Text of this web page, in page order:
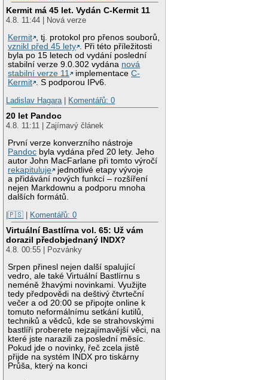
Kermit má 45 let. Vydán C-Kermit 11
4.8. 11:44 | Nová verze
Kermit , tj. protokol pro přenos souborů,
vznikl před 45 lety . Při této příležitosti
byla po 15 letech od vydání poslední
stabilní verze 9.0.302 vydána nová
stabilní verze 11
implementaceC-
Kermit . S podporou IPv6.
Ladislav Hagara | Komentářů: 0
20 let Pandoc
4.8. 11:11 | Zajímavý článek
První verze konverzního nástroje
Pandoc byla vydána před 20 lety. Jeho
autor John MacFarlane při tomto výročí
rekapituluje
jednotlivé etapy vývoje
a přidávání nových funkcí – rozšíření
nejen Markdownu a podporu mnoha
dalších formátů.
|🇵🇸 | Komentářů: 0
Virtuální Bastlírna vol. 65: Už vám
dorazil předobjednaný INDX?
4.8. 00:55 | Pozvánky
Srpen přinesl nejen další spalující
vedro, ale také Virtuální Bastlírnu s
neméně žhavými novinkami. Využijte
tedy předpovědi na deštivý čtvrteční
večer a od 20:00 se připojte online k
tomuto neformálnímu setkání kutilů,
techniků a vědců, kde se strahovskými
bastlíři proberete nejzajímavější věci, na
které jste narazili za poslední měsíc.
Pokud jde o novinky, řeč zcela jistě
přijde na systém INDX pro tiskárny
Průša, který na konci